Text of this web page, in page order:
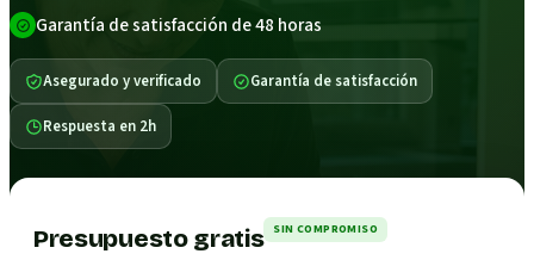
Garantía de satisfacción de 48 horas
Asegurado y verificado Garantía de satisfacción
Respuesta en 2h
Presupuesto gratis SIN COMPROMISO